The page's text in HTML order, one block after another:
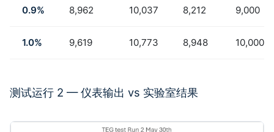
0.9% 8,962 10,037 8,212 9,000
1.0% 9,619 10,773 8,948 10,000
测试运行 2 — 仪表输出 vs 实验室结果